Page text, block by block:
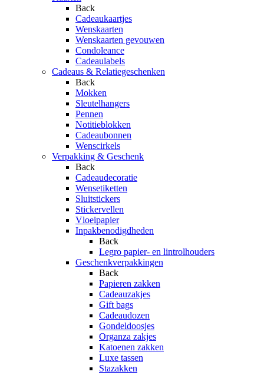
Back
Cadeaukaartjes
Wenskaarten
Wenskaarten gevouwen
Condoleance
Cadeaulabels
Cadeaus & Relatiegeschenken
Back
Mokken
Sleutelhangers
Pennen
Notitieblokken
Cadeaubonnen
Wenscirkels
Verpakking & Geschenk
Back
Cadeaudecoratie
Wensetiketten
Sluitstickers
Stickervellen
Vloeipapier
Inpakbenodigdheden
Back
Legro papier- en lintrolhouders
Geschenkverpakkingen
Back
Papieren zakken
Cadeauzakjes
Gift bags
Cadeaudozen
Gondeldoosjes
Organza zakjes
Katoenen zakken
Luxe tassen
Stazakken